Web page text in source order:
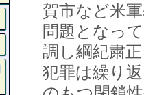
賀市など米
問題となっ
調し綱紀粛
犯罪は繰り